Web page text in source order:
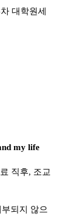
대학원세
my life
직후, 조교
되지 않으